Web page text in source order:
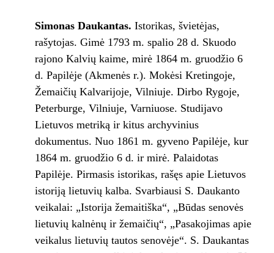
Simonas Daukantas. Istorikas, švietėjas,
rašytojas. Gimė 1793 m. spalio 28 d. Skuodo
rajono Kalvių kaime, mirė 1864 m. gruodžio 6
d. Papilėje (Akmenės r.). Mokėsi Kretingoje,
Žemaičių Kalvarijoje, Vilniuje. Dirbo Rygoje,
Peterburge, Vilniuje, Varniuose. Studijavo
Lietuvos metriką ir kitus archyvinius
dokumentus. Nuo 1861 m. gyveno Papilėje, kur
1864 m. gruodžio 6 d. ir mirė. Palaidotas
Papilėje. Pirmasis istorikas, rašęs apie Lietuvos
istoriją lietuvių kalba. Svarbiausi S. Daukanto
veikalai: „Istorija žemaitiška“, „Būdas senovės
lietuvių kalnėnų ir žemaičių“, „Pasakojimas apie
veikalus lietuvių tautos senovėje“. S. Daukantas